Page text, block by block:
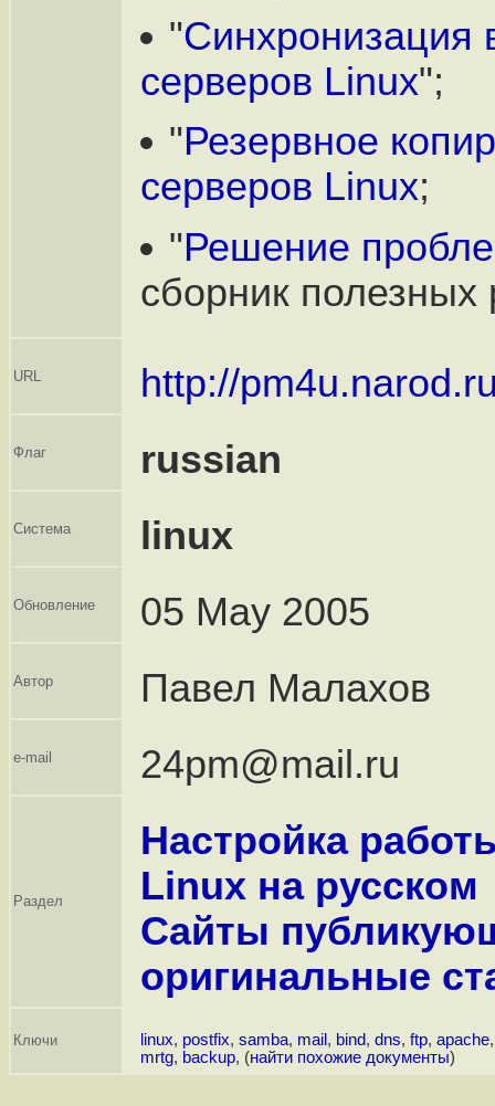
"Синхронизация
серверов Linux";
"Резервное
серверов Linux;
"Решение
сборник полезных
URL http://
Флаг russian
Система linux
Обновление 05 May 2005
Автор Павел Малахов
e-mail 24pm@mail.ru
Раздел
Настройка
Linux на русском
Сайты
оригинальные
Ключи linux, postfix, samba, mail , bind, dns, ftp, apache
mrtg, backup, (найти похожие документы)